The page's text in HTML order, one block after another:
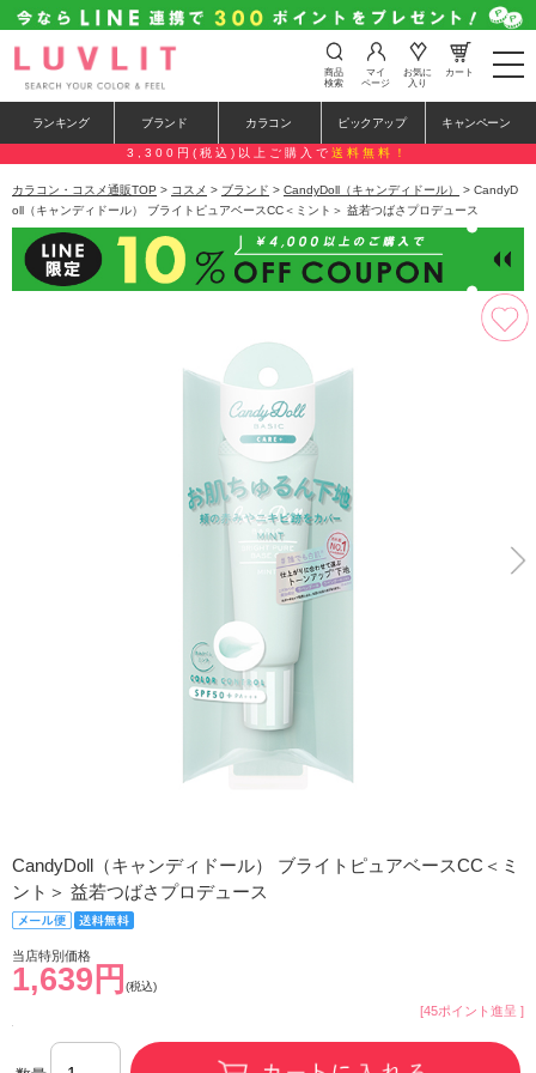
t
o
e
n
a
a
i
o
n
商品
検索
マイ
ページ
お気に
入り
カート
ランキング ブランド カラコン ピックアップ キャンペーン
3,300円(税込)以上ご購入で 送料無料！
カラコン・コスメ通販TOP > コスメ > ブランド > CandyDoll（キャンディドール）
> CandyD
oll（キャンディドール） ブライトピュアベースCC＜ミント＞ 益若つばさプロデュース
CandyDoll（キャンディドール） ブライトピュアベースCC＜ミ
ント＞ 益若つばさプロデュース
当店特別価格
1,639円 (税込)
[45ポイント進呈 ]